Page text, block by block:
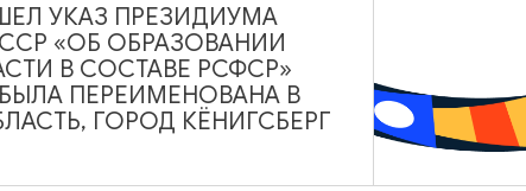
Калининград, Калининградский областной музей
изобразительных искусств
УКАЗ ПРЕЗИДИУМА
«ОБ ОБРАЗОВАНИИ
В СОСТАВЕ РСФСР»
ПЕРЕИМЕНОВАНА В
ГОРОД КЁНИГСБЕРГ